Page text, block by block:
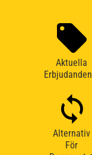
Aktuella
Erbjudanden
Alternativ
För